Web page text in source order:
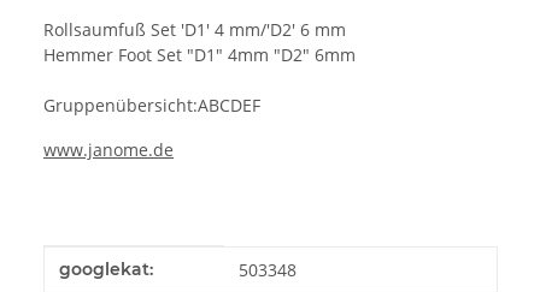
Rollsaumfuß Set 'D1' 4 mm/'D2' 6 mm
Hemmer Foot Set "D1" 4mm "D2" 6mm
Gruppenübersicht:ABCDEF
www.janome.de
Produkteigenschaft
Wert
googlekat: 503348